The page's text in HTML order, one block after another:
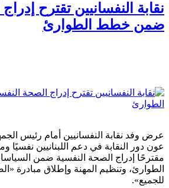
نقابة النفسانيين تقترح
ضمن خطط الطوارئ
عرض وفد نقابة النفسانيين أمام رئيس
عون دور النقابة في دعم اللبنانيين نفسيًا
مقترحًا إدراج الصحة النفسية ضمن
الطوارئ، وتنظيم المهنة وإطلاق مبادرة
للجميع».